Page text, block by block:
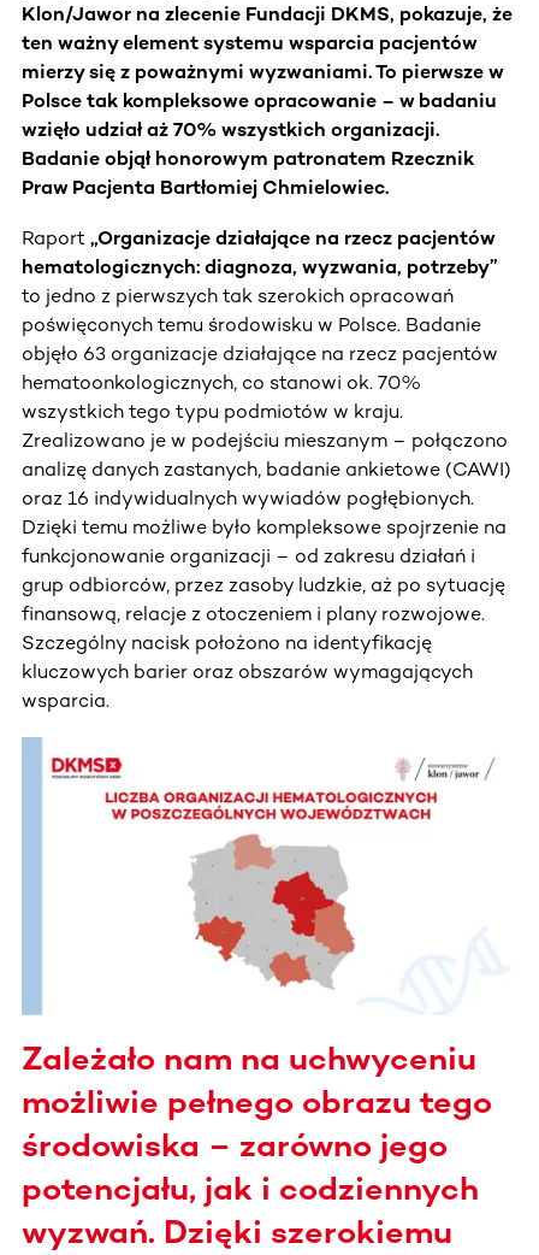
Klon/Jawor na zlecenie Fundacji DKMS, pokazuje, że
ten ważny element systemu wsparcia pacjentów
mierzy się z poważnymi wyzwaniami. To pierwsze w
Polsce tak kompleksowe opracowanie – w badaniu
wzięło udział aż 70% wszystkich organizacji.
Badanie objął honorowym patronatem Rzecznik
Praw Pacjenta Bartłomiej Chmielowiec.
Raport „Organizacje działające na rzecz pacjentów
hematologicznych: diagnoza, wyzwania, potrzeby”
to jedno z pierwszych tak szerokich opracowań
poświęconych temu środowisku w Polsce. Badanie
objęło 63 organizacje działające na rzecz pacjentów
hematoonkologicznych, co stanowi ok. 70%
wszystkich tego typu podmiotów w kraju.
Zrealizowano je w podejściu mieszanym – połączono
analizę danych zastanych, badanie ankietowe (CAWI)
oraz 16 indywidualnych wywiadów pogłębionych.
Dzięki temu możliwe było kompleksowe spojrzenie na
funkcjonowanie organizacji – od zakresu działań i
grup odbiorców, przez zasoby ludzkie, aż po sytuację
finansową, relacje z otoczeniem i plany rozwojowe.
Szczególny nacisk położono na identyfikację
kluczowych barier oraz obszarów wymagających
wsparcia.
Zależało nam na uchwyceniu
możliwie pełnego obrazu tego
środowiska – zarówno jego
potencjału, jak i codziennych
wyzwań. Dzięki szerokiemu